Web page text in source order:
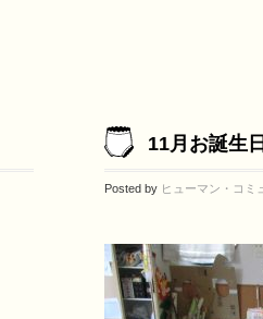
11月お誕生
Posted by ヒューマン・コミ